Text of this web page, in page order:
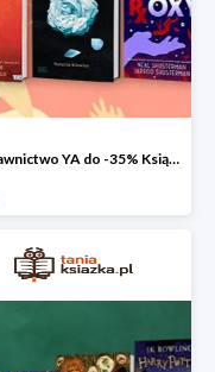
Wydawnictwo YA do -35% Książki dla młodzieży